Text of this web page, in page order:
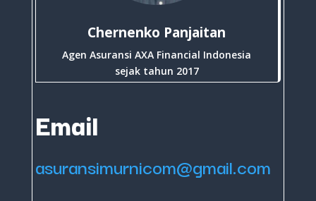
Chernenko Panjaitan
Agen Asuransi AXA Financial Indonesia
sejak tahun 2017
Email
asuransimurnicom@gmail.com